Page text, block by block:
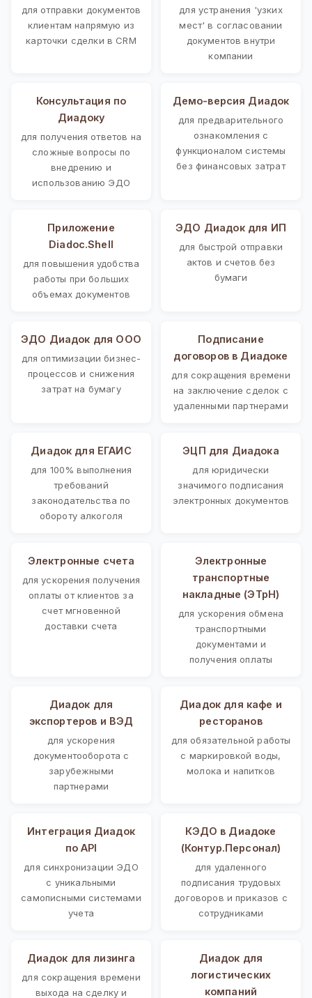
для отправки документов
клиентам напрямую из
карточки сделки в CRM
для устранения 'узких
мест' в согласовании
документов внутри
компании
Консультация по
Диадоку
для получения ответов на
сложные вопросы по
внедрению и
использованию ЭДО
Демо-версия Диадок
для предварительного
ознакомления с
функционалом системы
без финансовых затрат
Приложение
Diadoc.Shell
для повышения удобства
работы при больших
объемах документов
ЭДО Диадок для ИП
для быстрой отправки
актов и счетов без
бумаги
ЭДО Диадок для ООО
для оптимизации бизнес-
процессов и снижения
затрат на бумагу
Подписание
договоров в Диадоке
для сокращения времени
на заключение сделок с
удаленными партнерами
Диадок для ЕГАИС
для 100% выполнения
требований
законодательства по
обороту алкоголя
ЭЦП для Диадока
для юридически
значимого подписания
электронных документов
Электронные счета
для ускорения получения
оплаты от клиентов за
счет мгновенной
доставки счета
Электронные
транспортные
накладные (ЭТрН)
для ускорения обмена
транспортными
документами и
получения оплаты
Диадок для
экспортеров и ВЭД
для ускорения
документооборота с
зарубежными
партнерами
Диадок для кафе и
ресторанов
для обязательной работы
с маркировкой воды,
молока и напитков
Интеграция Диадок
по API
для синхронизации ЭДО
с уникальными
самописными системами
учета
КЭДО в Диадоке
(Контур.Персонал)
для удаленного
подписания трудовых
договоров и приказов с
сотрудниками
Диадок для лизинга
для сокращения времени
выхода на сделку и
Диадок для
логистических
компаний